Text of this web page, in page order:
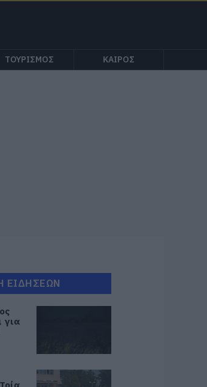
ΤΟΥΡΙΣΜΟΣ ΚΑΙΡΟΣ
ΕΙΔΗΣΕΩΝ
για